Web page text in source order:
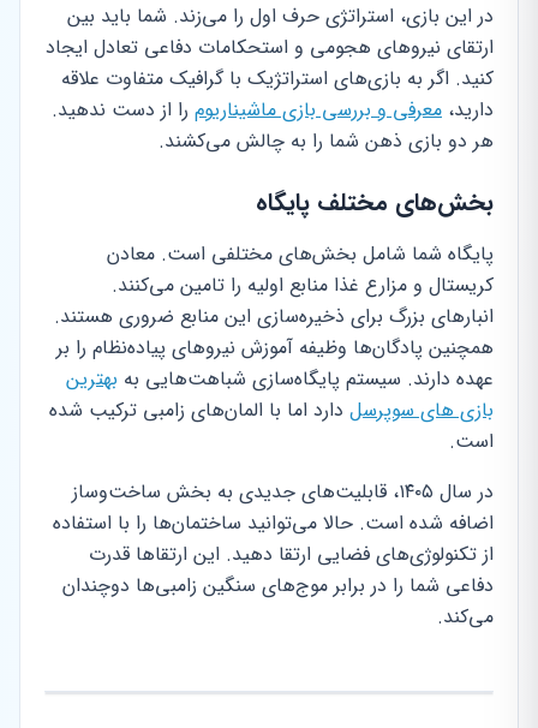
در این بازی، استراتژی حرف اول را می‌زند. شما باید بین
ارتقای نیروهای هجومی و استحکامات دفاعی تعادل ایجاد
کنید. اگر به بازی‌های استراتژیک با گرافیک متفاوت علاقه
دارید، معرفی و بررسی بازی ماشیناریوم را از دست ندهید.
هر دو بازی ذهن شما را به چالش می‌کشند.
بخش‌های مختلف پایگاه
پایگاه شما شامل بخش‌های مختلفی است. معادن
کریستال و مزارع غذا منابع اولیه را تامین می‌کنند.
انبارهای بزرگ برای ذخیره‌سازی این منابع ضروری هستند.
همچنین پادگان‌ها وظیفه آموزش نیروهای پیاده‌نظام را بر
عهده دارند. سیستم پایگاه‌سازی شباهت‌هایی به بهترین
بازی های سوپرسل دارد اما با المان‌های زامبی ترکیب شده
است.
در سال ۱۴۰۵، قابلیت‌های جدیدی به بخش ساخت‌وساز
اضافه شده است. حالا می‌توانید ساختمان‌ها را با استفاده
از تکنولوژی‌های فضایی ارتقا دهید. این ارتقاها قدرت
دفاعی شما را در برابر موج‌های سنگین زامبی‌ها دوچندان
می‌کند.